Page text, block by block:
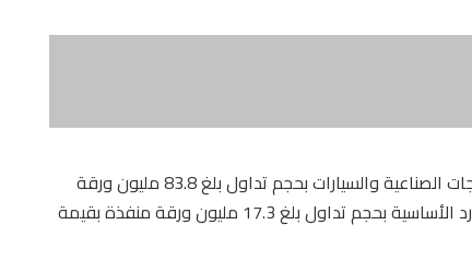
وفى المركز السادس، حل قطاع الخدمات والمنتجات الصناعية والسيارات بحجم تداول بلغ 83.8 مليون ورقة
منفذة بقيمة 202.4 مليون جنيه، ثم قطاع الموارد الأساسية بحجم تداول بلغ 17.3 مليون ورقة منفذة بقيمة